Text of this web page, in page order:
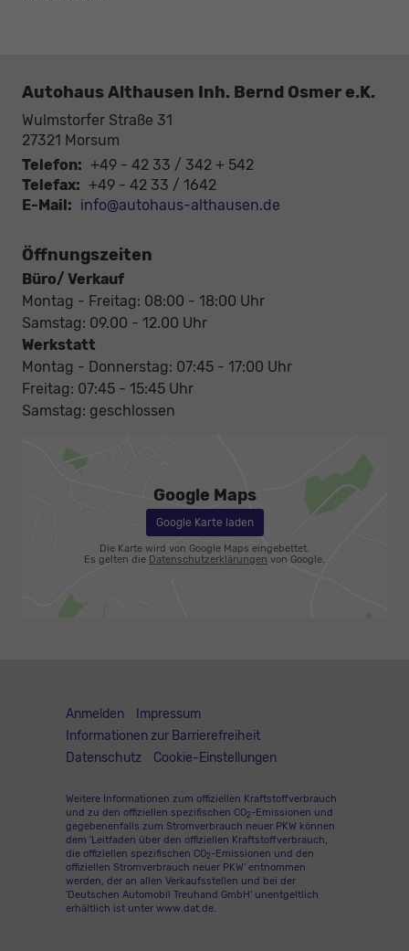
Autohaus Althausen Inh. Bernd Osmer e.K.
Wulmstorfer Straße 31
27321 Morsum
Telefon: +49 - 42 33 / 342 + 542
Telefax: +49 - 42 33 / 1642
E-Mail: info@autohaus-althausen.de
Öffnungszeiten
Büro/ Verkauf
Montag - Freitag: 08:00 - 18:00 Uhr
Samstag: 09.00 - 12.00 Uhr
Werkstatt
Montag - Donnerstag: 07:45 - 17:00 Uhr
Freitag: 07:45 - 15:45 Uhr
Samstag: geschlossen
Google Maps
Google Karte laden
Die Karte wird von Google Maps eingebettet.
Es gelten die Datenschutzerklärungen von Google.
Anmelden
Impressum
Informationen zur Barrierefreiheit
Datenschutz
Cookie-Einstellungen
Weitere Informationen zum offiziellen Kraftstoffverbrauch
und zu den offiziellen spezifischen CO2 -Emissionen und
gegebenenfalls zum Stromverbrauch neuer PKW können
dem 'Leitfaden über den offiziellen Kraftstoffverbrauch,
die offiziellen spezifischen CO2 -Emissionen und den
offiziellen Stromverbrauch neuer PKW' entnommen
werden, der an allen Verkaufsstellen und bei der
'Deutschen Automobil Treuhand GmbH' unentgeltlich
erhältlich ist unter www.dat.de.